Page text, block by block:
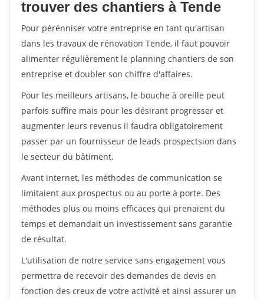
trouver des chantiers à Tende
Pour pérénniser votre entreprise en tant qu'artisan
dans les travaux de rénovation Tende, il faut pouvoir
alimenter régulièrement le planning chantiers de son
entreprise et doubler son chiffre d'affaires.
Pour les meilleurs artisans, le bouche à oreille peut
parfois suffire mais pour les désirant progresser et
augmenter leurs revenus il faudra obligatoirement
passer par un fournisseur de leads prospectsion dans
le secteur du bâtiment.
Avant internet, les méthodes de communication se
limitaient aux prospectus ou au porte à porte. Des
méthodes plus ou moins efficaces qui prenaient du
temps et demandait un investissement sans garantie
de résultat.
L'utilisation de notre service sans engagement vous
permettra de recevoir des demandes de devis en
fonction des creux de votre activité et ainsi assurer un